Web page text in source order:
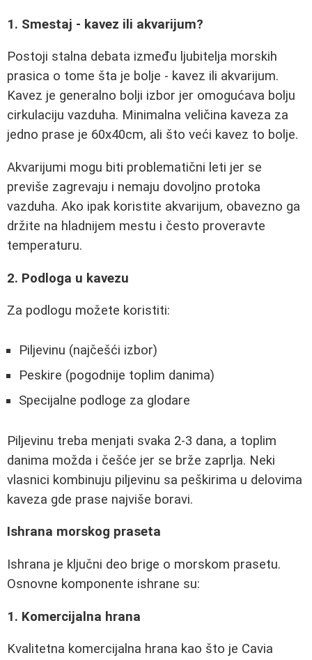
1. Smestaj - kavez ili akvarijum?
Postoji stalna debata između ljubitelja morskih
prasica o tome šta je bolje - kavez ili akvarijum.
Kavez je generalno bolji izbor jer omogućava bolju
cirkulaciju vazduha. Minimalna veličina kaveza za
jedno prase je 60x40cm, ali što veći kavez to bolje.
Akvarijumi mogu biti problematični leti jer se
previše zagrevaju i nemaju dovoljno protoka
vazduha. Ako ipak koristite akvarijum, obavezno ga
držite na hladnijem mestu i često proveravte
temperaturu.
2. Podloga u kavezu
Za podlogu možete koristiti:
Piljevinu (najčešći izbor)
Peskire (pogodnije toplim danima)
Specijalne podloge za glodare
Piljevinu treba menjati svaka 2-3 dana, a toplim
danima možda i češće jer se brže zaprlja. Neki
vlasnici kombinuju piljevinu sa peškirima u delovima
kaveza gde prase najviše boravi.
Ishrana morskog praseta
Ishrana je ključni deo brige o morskom prasetu.
Osnovne komponente ishrane su:
1. Komercijalna hrana
Kvalitetna komercijalna hrana kao što je Cavia